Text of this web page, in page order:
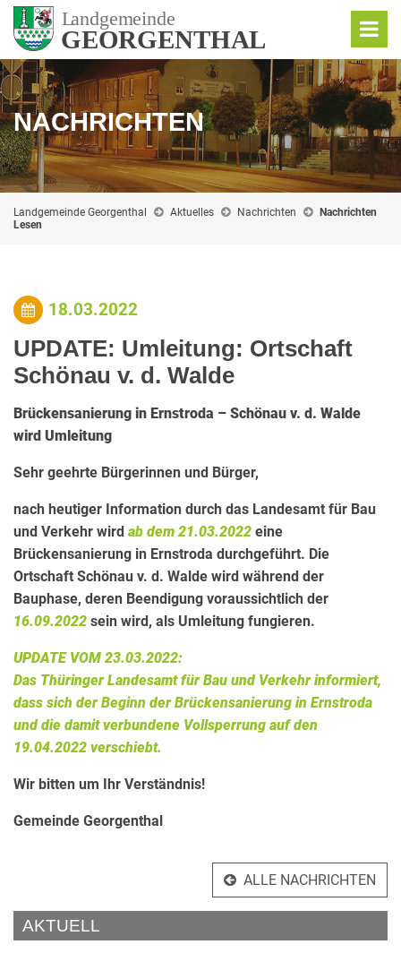
NACHRICHTEN
Landgemeinde Georgenthal Aktuelles Nachrichten
Nachrichten
Lesen
18.03.2022
UPDATE: Umleitung: Ortschaft
Schönau v. d. Walde
Brückensanierung in Ernstroda – Schönau v. d. Walde
wird Umleitung
Sehr geehrte Bürgerinnen und Bürger,
nach heutiger Information durch das Landesamt für Bau
und Verkehr wird ab dem 21.03.2022 eine
Brückensanierung in Ernstroda durchgeführt. Die
Ortschaft Schönau v. d. Walde wird während der
Bauphase, deren Beendigung voraussichtlich der
16.09.2022 sein wird, als Umleitung fungieren.
UPDATE VOM 23.03.2022:
Das Thüringer Landesamt für Bau und Verkehr informiert,
dass sich der Beginn der Brückensanierung in Ernstroda
und die damit verbundene Vollsperrung auf den
19.04.2022 verschiebt.
Wir bitten um Ihr Verständnis!
Gemeinde Georgenthal
ALLE NACHRICHTEN
AKTUELL